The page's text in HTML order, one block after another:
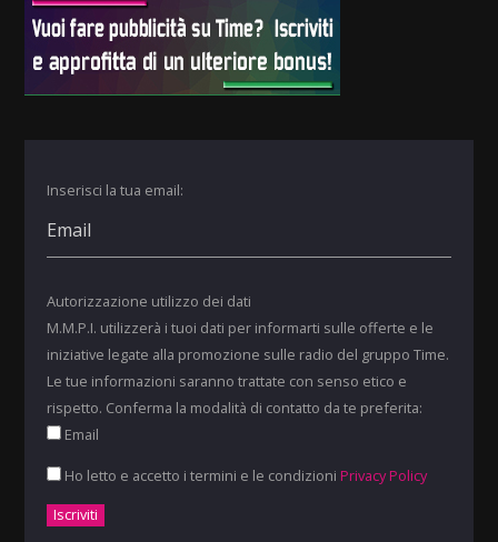
Inserisci la tua email:
Autorizzazione utilizzo dei dati
M.M.P.I. utilizzerà i tuoi dati per informarti sulle offerte e le
iniziative legate alla promozione sulle radio del gruppo Time.
Le tue informazioni saranno trattate con senso etico e
rispetto. Conferma la modalità di contatto da te preferita:
Email
Ho letto e accetto i termini e le condizioni Privacy Policy